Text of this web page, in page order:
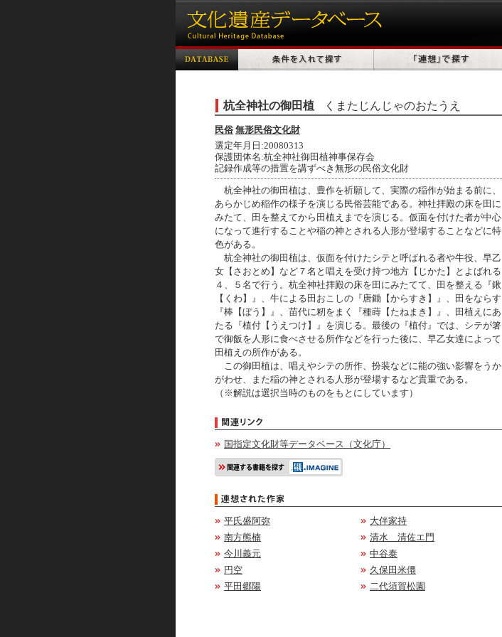
杭全神社の御田植 くまたじんじゃのおたうえ
民俗 無形民俗文化財
選定年月日:20080313
保護団体名:杭全神社御田植神事保存会
記録作成等の措置を講ずべき無形の民俗文化財
杭全神社の御田植は、豊作を祈願して、実際の稲作が始まる前に、
あらかじめ稲作の様子を演じる民俗芸能である。神社拝殿の床を田に
みたて、田を整えてから田植えまでを演じる。仮面を付けた者が中心
になって進行することや稲の神とされる人形が登場することなどに特
色がある。
杭全神社の御田植は、仮面を付けたシテと呼ばれる者や牛役、早乙
女【さおとめ】など７名と唱えを受け持つ地方【じかた】とよばれる
４、５名で行う。杭全神社拝殿の床を田にみたてて、田を整える『鍬
【くわ】』、牛による田おこしの『唐鋤【からすき】』、田をならす
『棒【ぼう】』、苗代に籾をまく『種蒔【たねまき】』、田植えにあ
たる『植付【うえつけ】』を演じる。最後の『植付』では、シテが箸
で御飯を人形に食べさせる所作などを行った後に、早乙女達によって
田植えの所作がある。
この御田植は、唱えやシテの所作、扮装などに能の強い影響をうか
がわせ、また稲の神とされる人形が登場するなど貴重である。
（※解説は選択当時のものをもとにしています）
国指定文化財等データベース（文化庁）
平氏盛阿弥
大伴家持
南方熊楠
清水 清佐エ門
今川義元
中谷泰
円空
久保田米僊
平田郷陽
二代須賀松園